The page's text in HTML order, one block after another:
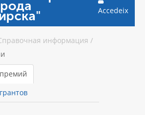
Accedeix
информация /